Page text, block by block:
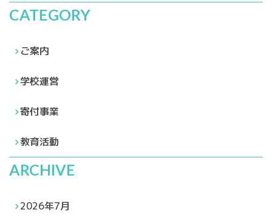
連携活動記録報告書
PTA活動
CATEGORY
ご案内
学校運営
寄付事業
教育活動
ARCHIVE
2026年7月